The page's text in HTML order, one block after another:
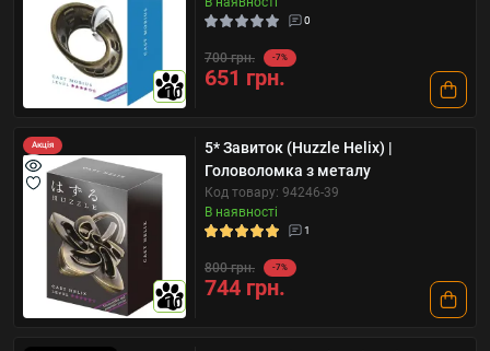
10
0
700 грн. -7%
651 грн.
Акція
10
5* Завиток (Huzzle Helix) |
Головоломка з металу
Код товару: 94246-39
В наявності
1
800 грн. -7%
744 грн.